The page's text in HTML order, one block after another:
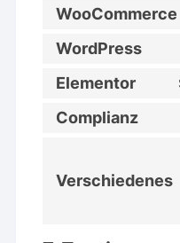
WooCommerce
WordPress
Elementor
Complianz
Verschiedenes